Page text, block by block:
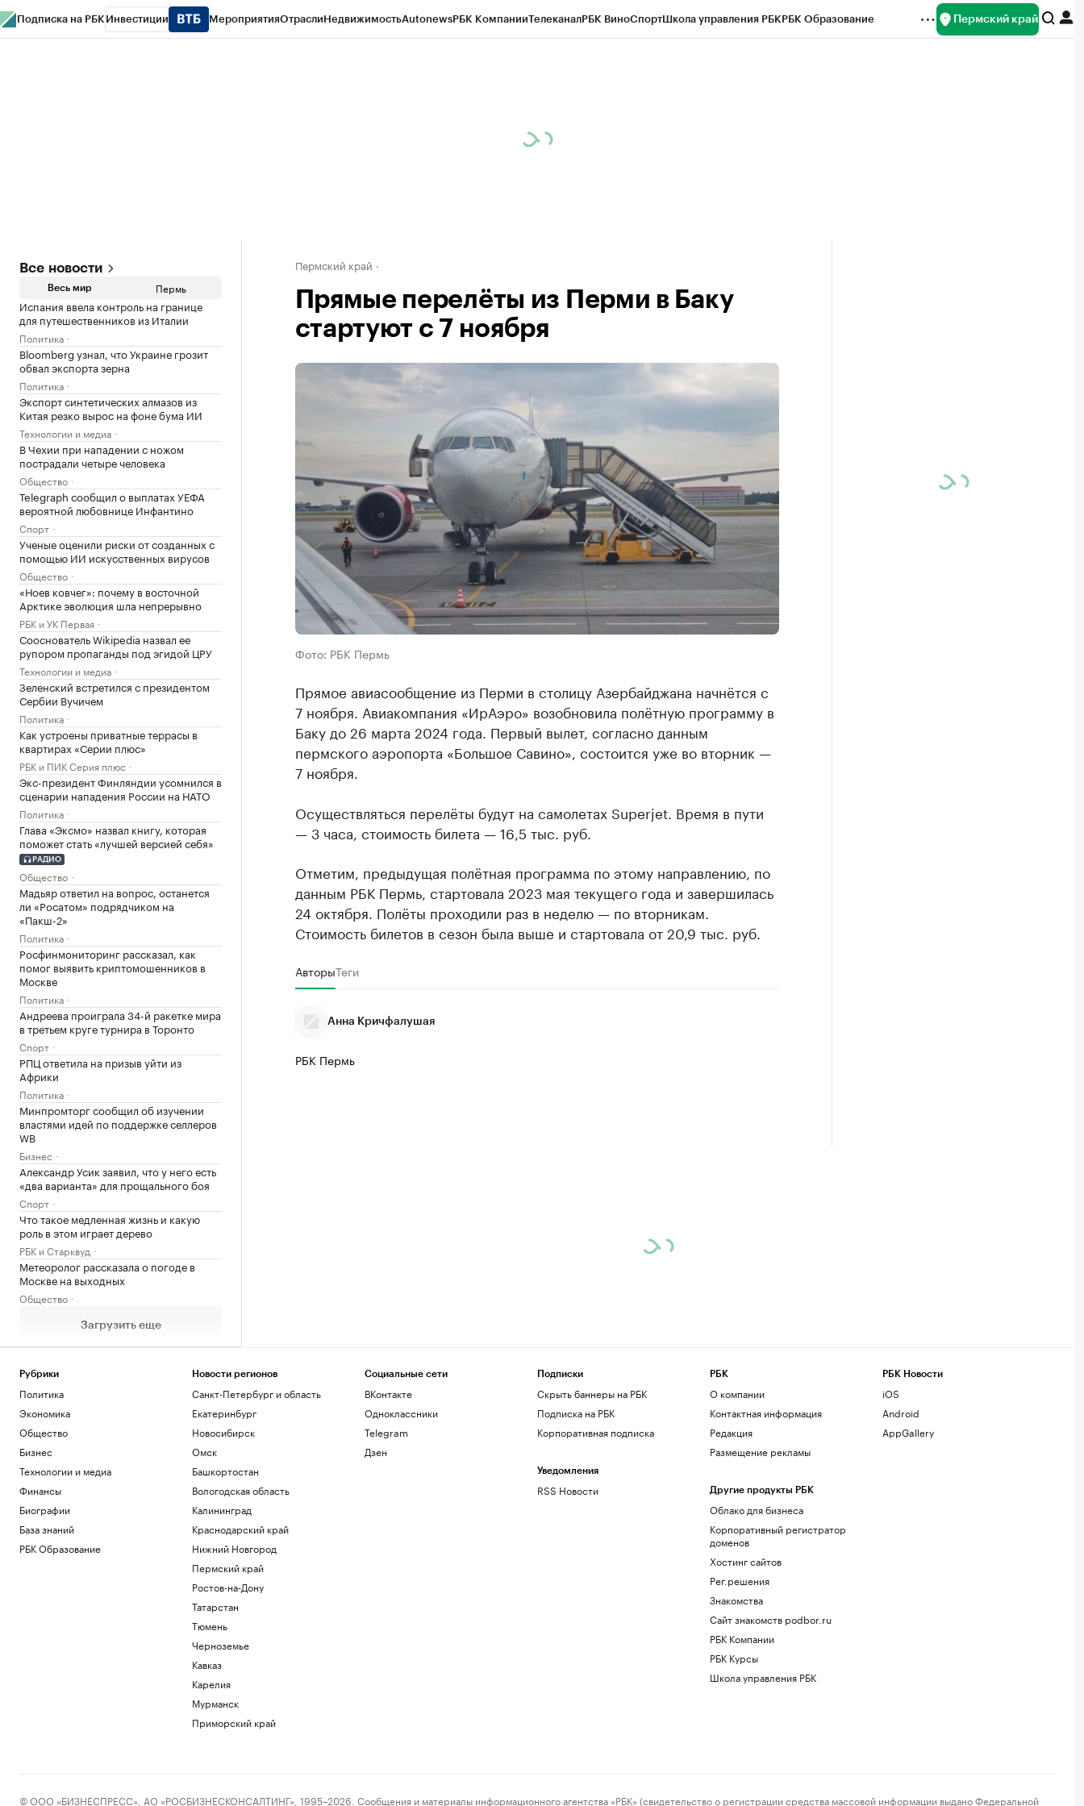
Подписка на РБК Инвестиции МероприятияОтраслиНедвижимостьAutonewsРБК КомпанииТелеканалРБК ВиноСпортШкола управления РБКРБК Образование Пермский край
Все новости
Весь мир Пермь
Испания ввела контроль на границе
для путешественников из Италии
Политика
Bloomberg узнал, что Украине грозит
обвал экспорта зерна
Политика
Экспорт синтетических алмазов из
Китая резко вырос на фоне бума ИИ
Технологии и медиа
В Чехии при нападении с ножом
пострадали четыре человека
Общество
Telegraph сообщил о выплатах УЕФА
вероятной любовнице Инфантино
Спорт
Ученые оценили риски от созданных с
помощью ИИ искусственных вирусов
Общество
«Ноев ковчег»: почему в восточной
Арктике эволюция шла непрерывно
РБК и УК Первая
Сооснователь Wikipedia назвал ее
рупором пропаганды под эгидой ЦРУ
Технологии и медиа
Зеленский встретился с президентом
Сербии Вучичем
Политика
Как устроены приватные террасы в
квартирах «Серии плюс»
РБК и ПИК Серия плюс
Экс-президент Финляндии усомнился в
сценарии нападения России на НАТО
Политика
Глава «Эксмо» назвал книгу, которая
поможет стать «лучшей версией себя»
РАДИО
Общество
Мадьяр ответил на вопрос, останется
ли «Росатом» подрядчиком на
«Пакш-2»
Политика
Росфинмониторинг рассказал, как
помог выявить криптомошенников в
Москве
Политика
Андреева проиграла 34-й ракетке мира
в третьем круге турнира в Торонто
Спорт
РПЦ ответила на призыв уйти из
Африки
Политика
Минпромторг сообщил об изучении
властями идей по поддержке селлеров
WB
Бизнес
Александр Усик заявил, что у него есть
«два варианта» для прощального боя
Спорт
Что такое медленная жизнь и какую
роль в этом играет дерево
РБК и Старквуд
Метеоролог рассказала о погоде в
Москве на выходных
Общество
Загрузить еще
Пермский край
Прямые перелёты из Перми в Баку
стартуют с 7 ноября
Фото: РБК Пермь
Прямое авиасообщение из Перми в столицу Азербайджана начнётся с
7 ноября. Авиакомпания «ИрАэро» возобновила полётную программу в
Баку до 26 марта 2024 года. Первый вылет, согласно данным
пермского аэропорта «Большое Савино», состоится уже во вторник —
7 ноября.
Осуществляться перелёты будут на самолетах Superjet. Время в пути
— 3 часа, стоимость билета — 16,5 тыс. руб.
Отметим, предыдущая полётная программа по этому направлению, по
данным РБК Пермь, стартовала 2023 мая текущего года и завершилась
24 октября. Полёты проходили раз в неделю — по вторникам.
Стоимость билетов в сезон была выше и стартовала от 20,9 тыс. руб.
АвторыТеги
Анна Кричфалушая
РБК Пермь
Рубрики
Политика
Экономика
Общество
Бизнес
Технологии и медиа
Финансы
Биографии
База знаний
РБК Образование
Новости регионов
Санкт-Петербург и область
Екатеринбург
Новосибирск
Омск
Башкортостан
Вологодская область
Калининград
Краснодарский край
Нижний Новгород
Пермский край
Ростов-на-Дону
Татарстан
Тюмень
Черноземье
Кавказ
Карелия
Мурманск
Приморский край
Социальные сети
ВКонтакте
Одноклассники
Telegram
Дзен
Подписки
Скрыть баннеры на РБК
Подписка на РБК
Корпоративная подписка
Уведомления
RSS Новости
РБК
О компании
Контактная информация
Редакция
Размещение рекламы
Другие продукты РБК
Облако для бизнеса
Корпоративный регистратор
доменов
Хостинг сайтов
Рег.решения
Знакомства
Сайт знакомств podbor.ru
РБК Компании
РБК Курсы
Школа управления РБК
РБК Новости
iOS
Android
AppGallery
© ООО «БИЗНЕСПРЕСС», АО «РОСБИЗНЕСКОНСАЛТИНГ», 1995–2026. Сообщения и материалы информационного агентства «РБК» (свидетельство о регистрации средства массовой информации выдано Федеральной